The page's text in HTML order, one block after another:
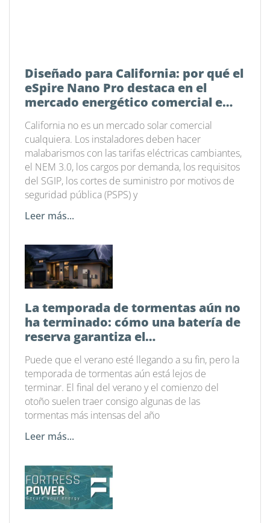
Diseñado para California: por qué el
eSpire Nano Pro destaca en el
mercado energético comercial e
California no es un mercado solar comercial
cualquiera. Los instaladores deben hacer
malabarismos con las tarifas eléctricas cambiantes,
el NEM 3.0, los cargos por demanda, los requisitos
del SGIP, los cortes de suministro por motivos de
seguridad pública (PSPS) y
Leer más...
La temporada de tormentas aún no
ha terminado: cómo una batería de
reserva garantiza el
Puede que el verano esté llegando a su fin, pero la
temporada de tormentas aún está lejos de
terminar. El final del verano y el comienzo del
otoño suelen traer consigo algunas de las
tormentas más intensas del año
Leer más...